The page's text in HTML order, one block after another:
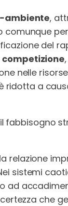
ambiente,
comunque
del
competizione
nelle
ridotta a
fabbisogno
relazione
sistemi
ad
che